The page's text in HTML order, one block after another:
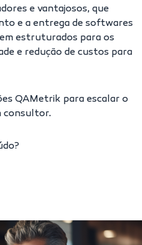
e vantajosos, que
e a entrega de softwares
estruturados para os
e redução de custos para
QAMetrik para escalar o
consultor.